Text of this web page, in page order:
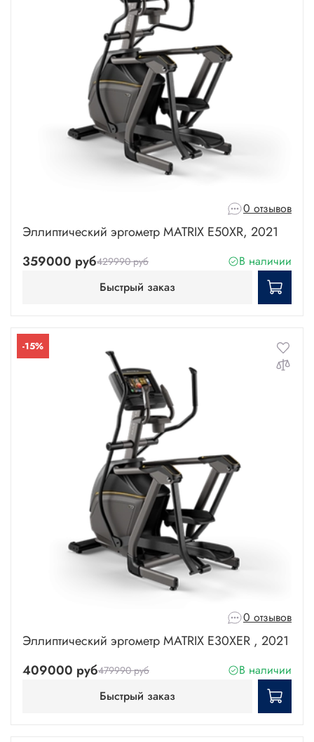
0 отзывов
Эллиптический эргометр MATRIX E50XR, 2021
359000 руб429990 руб
В наличии
Быстрый заказ
-15%
0 отзывов
Эллиптический эргометр MATRIX E30XER , 2021
409000 руб479990 руб
В наличии
Быстрый заказ